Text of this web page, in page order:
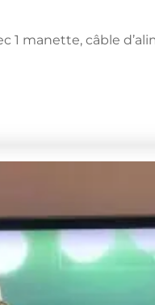
1 manette, câble